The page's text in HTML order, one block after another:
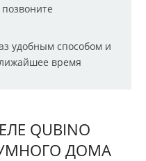
удобным способом и
время
QUBINO
УМНОГО ДОМА